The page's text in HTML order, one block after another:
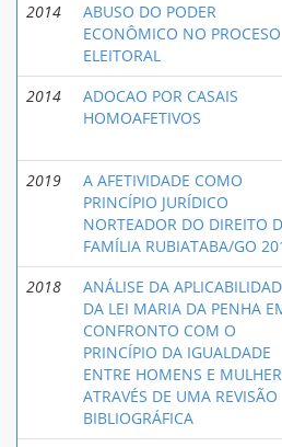
2014
ABUSO DO PODER
ECONÔMICO NO PROCESO
ELEITORAL
2014
ADOCAO POR CASAIS
HOMOAFETIVOS
2019
A AFETIVIDADE COMO
PRINCÍPIO JURÍDICO
NORTEADOR DO DIREITO
FAMÍLIA RUBIATABA/GO
2018
ANÁLISE DA
DA LEI MARIA DA PENHA
CONFRONTO COM O
PRINCÍPIO DA IGUALDADE
ENTRE HOMENS E
ATRAVÉS DE UMA REVISÃO
BIBLIOGRÁFICA